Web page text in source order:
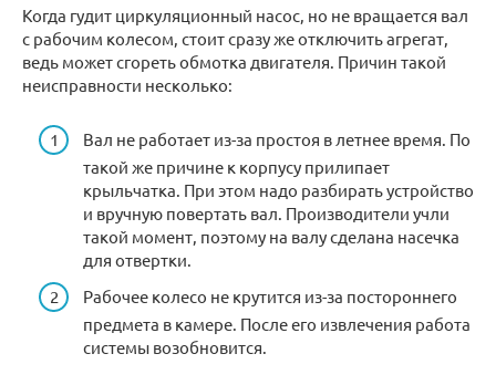
Когда гудит циркуляционный насос, но не вращается вал
с рабочим колесом, стоит сразу же отключить агрегат,
ведь может сгореть обмотка двигателя. Причин такой
неисправности несколько:
Вал не работает из-за простоя в летнее время. По
такой же причине к корпусу прилипает
крыльчатка. При этом надо разбирать устройство
и вручную повертать вал. Производители учли
такой момент, поэтому на валу сделана насечка
для отвертки.
Рабочее колесо не крутится из-за постороннего
предмета в камере. После его извлечения работа
системы возобновится.